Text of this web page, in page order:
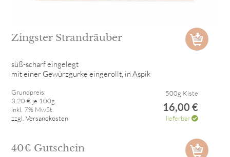
Zingster Strandräuber
süß-scharf eingelegt
mit einer Gewürzgurke eingerollt, in Aspik
Grundpreis:
3,20 € je 100g
inkl. 7% MwSt.
zzgl. Versandkosten
500g Kiste
16,00 €
lieferbar
40€ Gutschein